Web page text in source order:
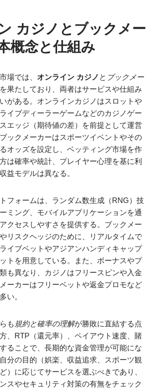
カジノとブックメー
概念と仕組み
場では、 オンライン カジノ と ブックメー
果たしており、両者はサービスや仕組み
がある。オンラインカジノはスロットや
イブディーラーゲームなどのカジノゲー
エッジ（期待値の差）を前提として運営
ックメーカーはスポーツイベントやその
オッズを設定し、ベッティング市場を作
は確率や統計、プレイヤー心理を基に利
益モデルは異なる。
フォームは、ランダム数生成（RNG）技
ミング、モバイルアプリケーションを通
クセスしやすさを提供する。ブックメー
リスクヘッジのために、リアルタイムで
イブベットやアジアンハンディキャップ
トを用意している。また、ボーナスやプ
も異なり、カジノはフリースピンや入金
ーカーはフリーベットや返金プロモなど
い。
も 規約と確率の理解が勝敗に直結する点
、RTP（還元率）、ペイアウト速度、賭
ることで、長期的な資金管理が可能にな
分の目的（娯楽、収益追求、スポーツ観
）に応じてサービスを選ぶべきであり、
スやセキュリティ対策の有無をチェック